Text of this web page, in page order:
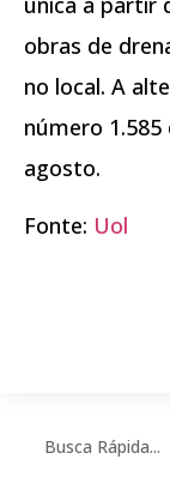
obras de
no local. A
número
agosto.
Fonte: Uol